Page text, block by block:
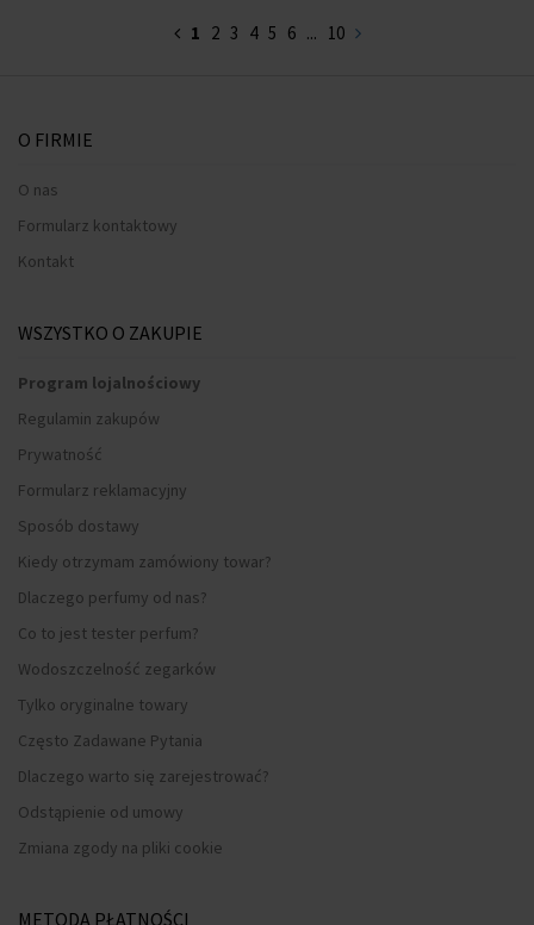
1 2 3 4 5 6 ... 10
O FIRMIE
O nas
Formularz kontaktowy
Kontakt
WSZYSTKO O ZAKUPIE
Program lojalnościowy
Regulamin zakupów
Prywatność
Formularz reklamacyjny
Sposób dostawy
Kiedy otrzymam zamówiony towar?
Dlaczego perfumy od nas?
Co to jest tester perfum?
Wodoszczelność zegarków
Tylko oryginalne towary
Często Zadawane Pytania
Dlaczego warto się zarejestrować?
Odstąpienie od umowy
Zmiana zgody na pliki cookie
METODA PŁATNOŚCI